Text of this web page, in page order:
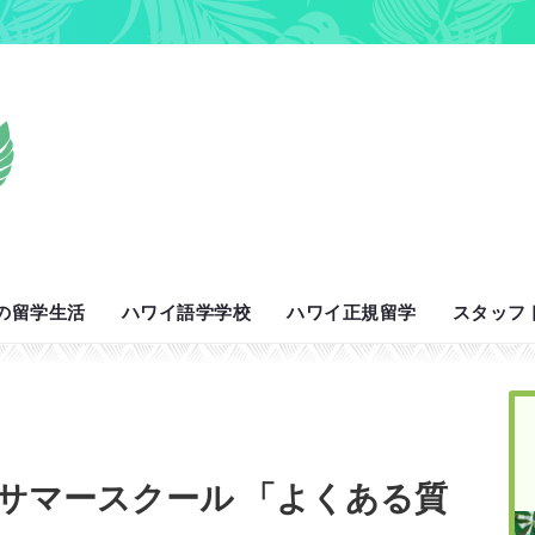
留学生活 ハワイ語学学校 ハワイ正規留学 スタッフ
マースクール 「よくある質